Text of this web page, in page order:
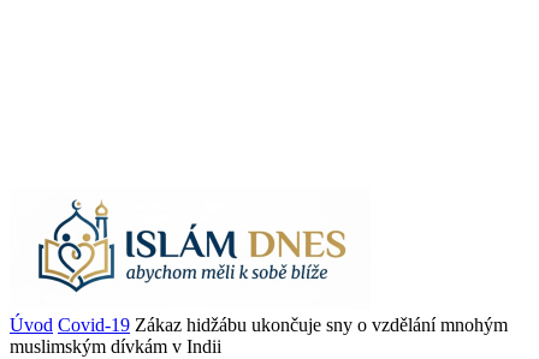
Úvod Covid-19 Zákaz hidžábu ukončuje sny o vzdělání mnohým
muslimským dívkám v Indii